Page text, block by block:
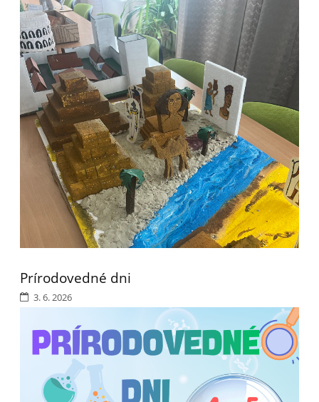
Prírodovedné dni
3. 6. 2026